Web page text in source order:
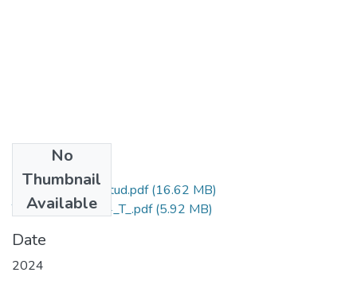
No
Thumbnail
Available
Grado de Similitud.pdf(16.62 MB)
T036_40823434_T_.pdf(5.92 MB)
Date
2024